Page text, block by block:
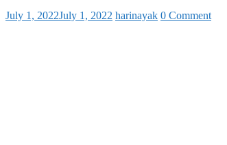
July 1, 2022July 1, 2022 harinayak 0 Comment